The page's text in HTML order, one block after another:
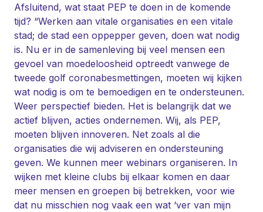
Afsluitend, wat staat PEP te doen in de komende
tijd? “Werken aan vitale organisaties en een vitale
stad; de stad een oppepper geven, doen wat nodig
is. Nu er in de samenleving bij veel mensen een
gevoel van moedeloosheid optreedt vanwege de
tweede golf coronabesmettingen, moeten wij kijken
wat nodig is om te bemoedigen en te ondersteunen.
Weer perspectief bieden. Het is belangrijk dat we
actief blijven, acties ondernemen. Wij, als PEP,
moeten blijven innoveren. Net zoals al die
organisaties die wij adviseren en ondersteuning
geven. We kunnen meer webinars organiseren. In
wijken met kleine clubs bij elkaar komen en daar
meer mensen en groepen bij betrekken, voor wie
dat nu misschien nog vaak een wat ‘ver van mijn